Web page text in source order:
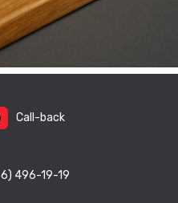
Call-back
496-19-19